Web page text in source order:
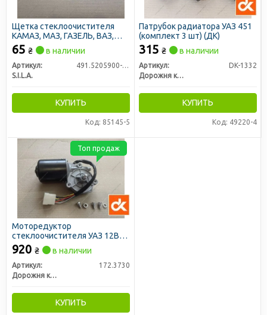
Щетка стеклоочистителя
КАМАЗ, МАЗ, ГАЗЕЛЬ, ВАЗ,
УАЗ, ГАЗ 3302, 2705 (500мм,
под крюк) (S.I.L.A. AC)
65 ₴ в наличии
Артикул:
491.5205900-40
S.I.L.A.
КУПИТЬ
Код: 85145-5
Патрубок радиатора УАЗ 451
(комплект 3 шт) (ДК)
315 ₴ в наличии
Артикул:
DK-1332
Дорожня карта
КУПИТЬ
Код: 49220-4
Моторедуктор
стеклоочистителя УАЗ 12В
20Вт (ДК)
920 ₴ в наличии
Артикул:
172.3730
Дорожня карта
КУПИТЬ
Топ продаж